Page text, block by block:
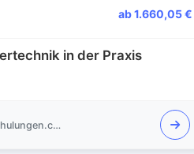
ab 1.660,05 €
in der Praxis
New Elements GmbH / IT-Schulungen.com